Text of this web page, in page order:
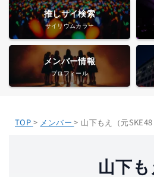
推しサイ検索
サイリウムカラー
メンバー情報
プロフィール
TOP > メンバー > 山下もえ（元
山下も